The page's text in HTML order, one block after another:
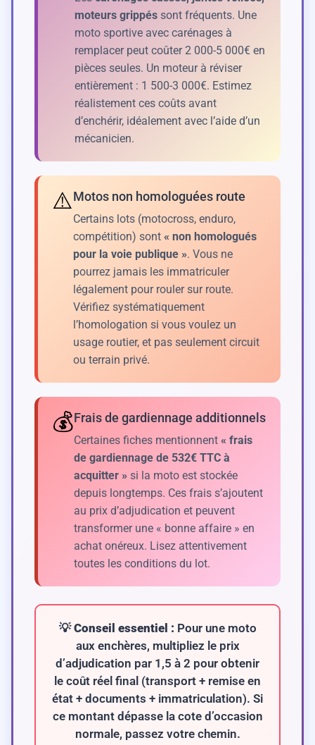
moteurs grippés sont fréquents. Une
moto sportive avec carénages à
remplacer peut coûter 2 000-5 000€ en
pièces seules. Un moteur à réviser
entièrement : 1 500-3 000€. Estimez
réalistement ces coûts avant
d’enchérir, idéalement avec l’aide d’un
mécanicien.
⚠️Motos non homologuées route
Certains lots (motocross, enduro,
compétition) sont « non homologués
pour la voie publique ». Vous ne
pourrez jamais les immatriculer
légalement pour rouler sur route.
Vérifiez systématiquement
l’homologation si vous voulez un
usage routier, et pas seulement circuit
ou terrain privé.
💰Frais de gardiennage additionnels
Certaines fiches mentionnent « frais
de gardiennage de 532€ TTC à
acquitter » si la moto est stockée
depuis longtemps. Ces frais s’ajoutent
au prix d’adjudication et peuvent
transformer une « bonne affaire » en
achat onéreux. Lisez attentivement
toutes les conditions du lot.
💡Conseil essentiel : Pour une moto
aux enchères, multipliez le prix
d’adjudication par 1,5 à 2 pour obtenir
le coût réel final (transport + remise en
état + documents + immatriculation). Si
ce montant dépasse la cote d’occasion
normale, passez votre chemin.